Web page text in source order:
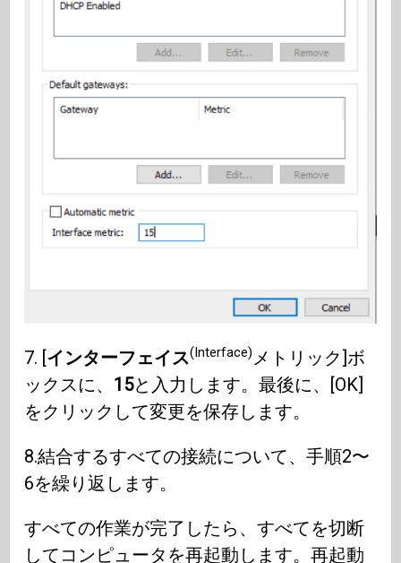
7. [インターフェイス(Interface) メトリック]ボ
ックスに、 15と入力します。最後に、[OK]
をクリックして変更を保存します。
8.結合するすべての接続について、手順2〜
6を繰り返します。
すべての作業が完了したら、すべてを切断
してコンピュータを再起動します。再起動